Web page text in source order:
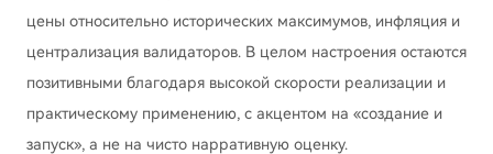
цены относительно исторических максимумов, инфляция и
централизация валидаторов. В целом настроения остаются
позитивными благодаря высокой скорости реализации и
практическому применению, с акцентом на «создание и
запуск», а не на чисто нарративную оценку.